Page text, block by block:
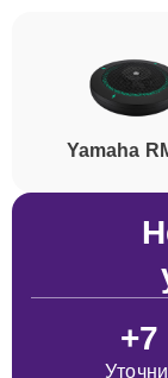
Yamaha
+7